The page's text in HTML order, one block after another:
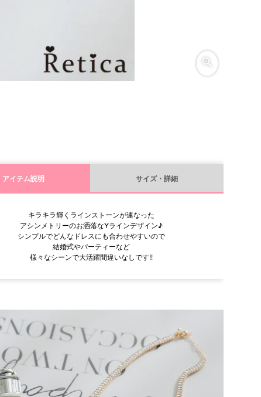
アイテム説明 サイズ・詳細
キラキラ輝くラインストーンが連なった
アシンメトリーのお洒落なYラインデザイン♪
シンプルでどんなドレスにも合わせやすいので
結婚式やパーティーなど
様々なシーンで大活躍間違いなしです!!